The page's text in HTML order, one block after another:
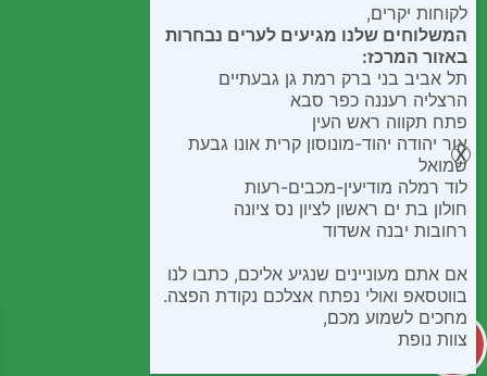
לקוחות יקרים,
המשלוחים שלנו מגיעים לערים נבחרות
באזור המרכז:
תל אביב בני ברק רמת גן גבעתיים
הרצליה רעננה כפר סבא
פתח תקווה ראש העין
אור יהודה יהוד-מונוסון קרית אונו גבעת
שמואל
לוד רמלה מודיעין-מכבים-רעות
חולון בת ים ראשון לציון נס ציונה
רחובות יבנה אשדוד
אם אתם מעוניינים שנגיע אליכם, כתבו לנו
בווטסאפ ואולי נפתח אצלכם נקודת הפצה.
מחכים לשמוע מכם,
צוות נופת